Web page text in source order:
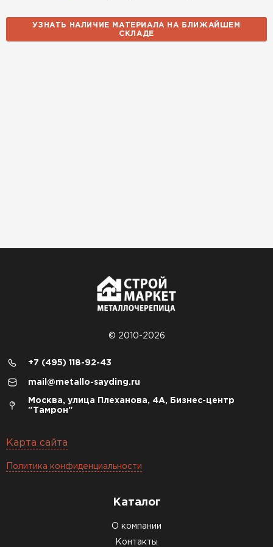
УЗНАТЬ НАЛИЧИЕ МАТЕРИАЛА НА БЛИЖАЙШЕМ
СКЛАДЕ
© 2010-2026
+7 (495) 118-92-43
mail@metallo-sayding.ru
Москва, улица Плеханова, 4А, Бизнес-центр
"Тамрон"
Карта сайта
Политика конфиденциальности
Каталог
О компании
Контакты